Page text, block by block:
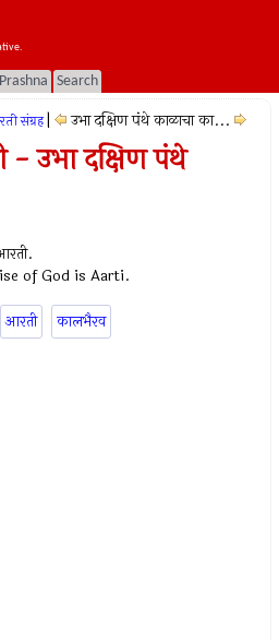
Prashna Search
संग्रह उभा दक्षिण पंथे काळाचा का...
- उभा दक्षिण पंथे
of God is Aarti.
आरती कालभैरव